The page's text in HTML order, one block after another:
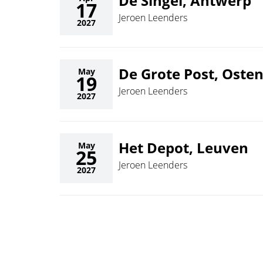
17
2027 Jeroen Leenders
May
19
2027
De Grote Post,
Jeroen Leenders
May
25
2027
Het Depot, Leuven
Jeroen Leenders